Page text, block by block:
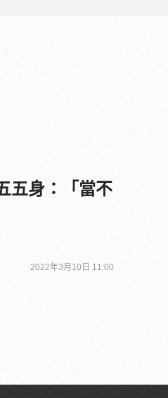
五身：「當不
2022年3月10日 11:00